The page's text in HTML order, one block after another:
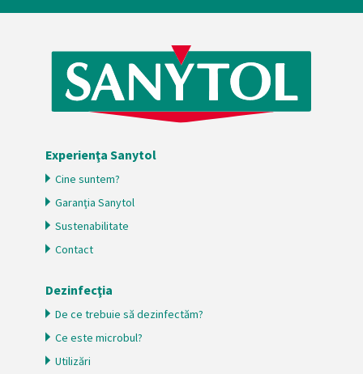
Experienţa Sanytol
Cine suntem?
Garanţia Sanytol
Sustenabilitate
Contact
Dezinfecţia
De ce trebuie să dezinfectăm?
Ce este microbul?
Utilizări